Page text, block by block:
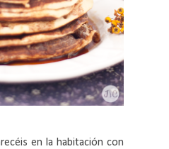
en la habitación con